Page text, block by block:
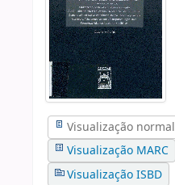
Visualização normal
Visualização MARC
Visualização ISBD